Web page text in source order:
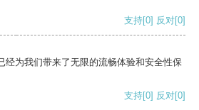
支持[0] 反对[0]
经为我们带来了无限的流畅体验和安全性保
支持[0] 反对[0]